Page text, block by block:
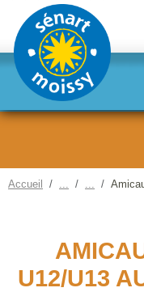
Accueil
U12/U13
Panneau de gestion des